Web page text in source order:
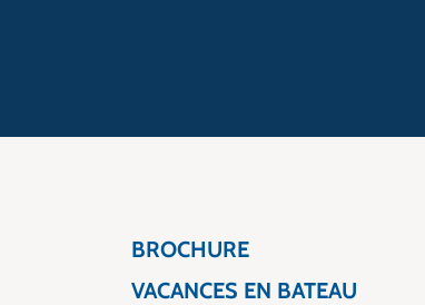
BROCHURE
VACANCES EN BATEAU